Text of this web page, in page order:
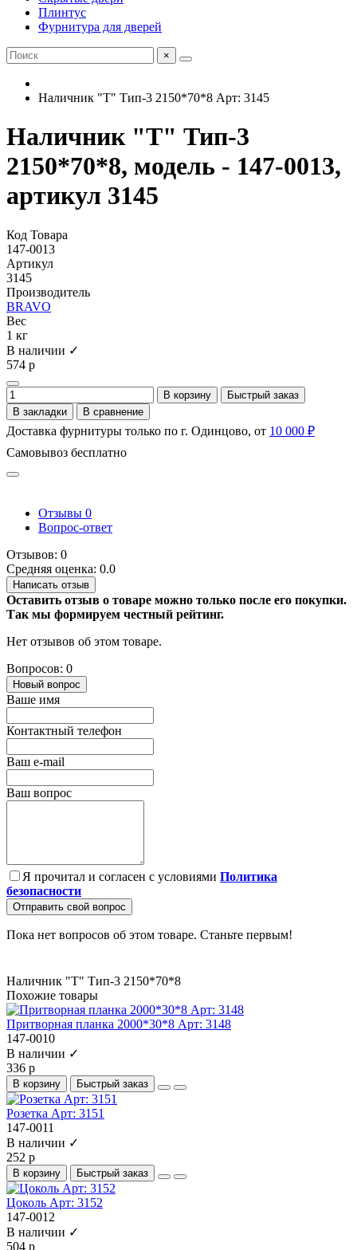
Плинтус
Фурнитура для дверей
×
Наличник "Т" Тип-3 2150*70*8 Арт: 3145
Наличник "Т" Тип-3
2150*70*8, модель - 147-0013,
артикул 3145
Код Товара
147-0013
Артикул
3145
Производитель
BRAVO
Вес
1 кг
В наличии ✓
574 р
В корзину
Быстрый заказ
В закладки
В сравнение
Доставка фурнитуры только по г. Одинцово, от 10 000 ₽
Самовывоз бесплатно
Отзывы 0
Вопрос-ответ
Отзывов: 0
Средняя оценка: 0.0
Написать отзыв
Оставить отзыв о товаре можно только после его покупки.
Так мы формируем честный рейтинг.
Нет отзывов об этом товаре.
Вопросов: 0
Новый вопрос
Ваше имя
Контактный телефон
Ваш e-mail
Ваш вопрос
Я прочитал и согласен с условиями Политика
безопасности
Отправить свой вопрос
Пока нет вопросов об этом товаре. Станьте первым!
Наличник "Т" Тип-3 2150*70*8
Похожие товары
Притворная планка 2000*30*8 Арт: 3148
147-0010
В наличии ✓
336 р
В корзину Быстрый заказ
Розетка Арт: 3151
147-0011
В наличии ✓
252 р
В корзину Быстрый заказ
Цоколь Арт: 3152
147-0012
В наличии ✓
504 р